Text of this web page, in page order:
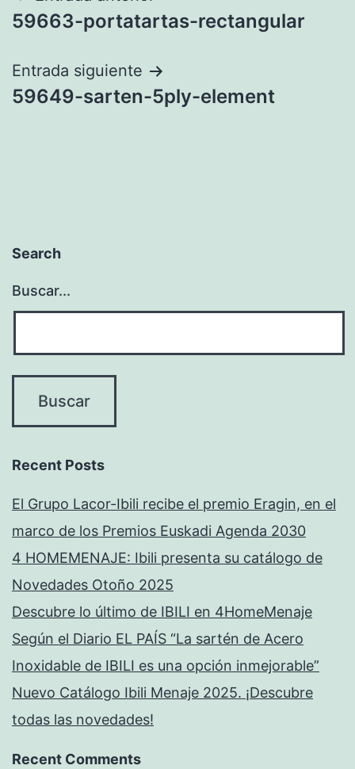
de
entradas
59663-portatartas-rectangular
Entrada siguiente
59649-sarten-5ply-element
Search
Buscar...
Recent Posts
El Grupo Lacor-Ibili recibe el premio Eragin, en el
marco de los Premios Euskadi Agenda 2030
4 HOMEMENAJE: Ibili presenta su catálogo de
Novedades Otoño 2025
Descubre lo último de IBILI en 4HomeMenaje
Según el Diario EL PAÍS “La sartén de Acero
Inoxidable de IBILI es una opción inmejorable”
Nuevo Catálogo Ibili Menaje 2025. ¡Descubre
todas las novedades!
Recent Comments